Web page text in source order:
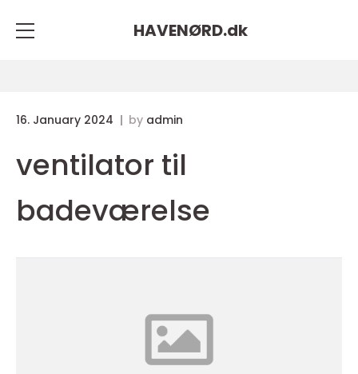
HAVENØRD.dk
16. January 2024 by admin
ventilator til
badeværelse